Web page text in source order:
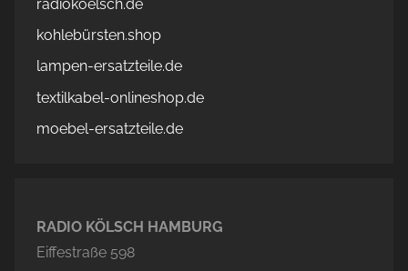
radiokoelsch.de
kohlebürsten.shop
lampen-ersatzteile.de
textilkabel-onlineshop.de
moebel-ersatzteile.de
RADIO KÖLSCH HAMBURG
Eiffestraße 598